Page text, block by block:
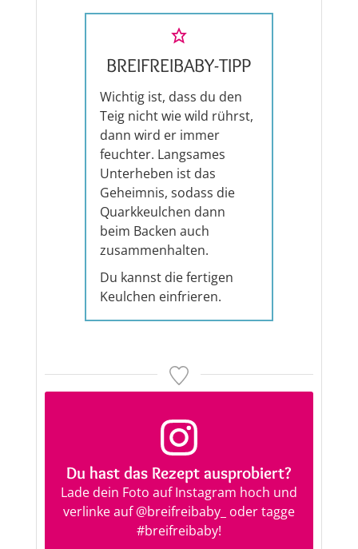
BREIFREIBABY-TIPP
Wichtig ist, dass du den
Teig nicht wie wild rührst,
dann wird er immer
feuchter. Langsames
Unterheben ist das
Geheimnis, sodass die
Quarkkeulchen dann
beim Backen auch
zusammenhalten.
Du kannst die fertigen
Keulchen einfrieren.
Du hast das Rezept ausprobiert?
Lade dein Foto auf Instagram hoch und
verlinke auf@breifreibaby_ oder tagge
#breifreibaby!